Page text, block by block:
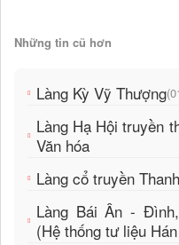
Những tin cũ hơn
Làng Kỳ Vỹ Thượng
Làng Hạ Hội truyền
Văn hóa
Làng cổ truyền
Làng Bái Ân -
(Hệ thống tư liệu